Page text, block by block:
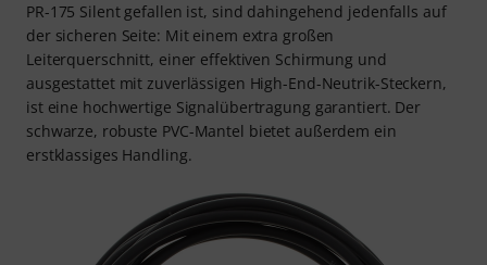
PR-175 Silent gefallen ist, sind dahingehend jedenfalls auf
der sicheren Seite: Mit einem extra großen
Leiterquerschnitt, einer effektiven Schirmung und
ausgestattet mit zuverlässigen High-End-Neutrik-Steckern,
ist eine hochwertige Signalübertragung garantiert. Der
schwarze, robuste PVC-Mantel bietet außerdem ein
erstklassiges Handling.